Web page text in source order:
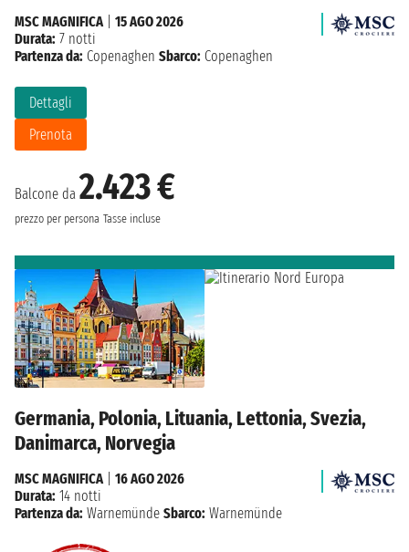
Balcone da 2.423 €
prezzo per persona Tasse incluse
Dettagli
Prenota
MSC MAGNIFICA| 15 AGO 2026
Durata: 7 notti
Partenza da: Copenaghen Sbarco: Copenaghen
Germania, Polonia, Lituania, Lettonia, Svezia,
Danimarca, Norvegia
MSC MAGNIFICA
16 AGO 2026
Durata: 14 notti
Partenza da: Warnemünde Sbarco: Warnemünde